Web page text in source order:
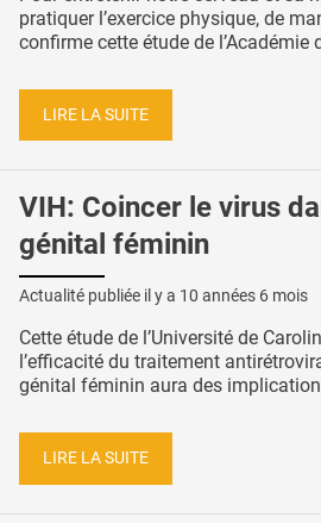
pratiquer l’exercice physique, de
confirme cette étude de l’Académie
LIRE LA SUITE
VIH: Coincer le virus
génital féminin
Actualité publiée il y a 10 années 6 mois
Cette étude de l’Université de
l’efficacité du traitement
génital féminin aura des
LIRE LA SUITE